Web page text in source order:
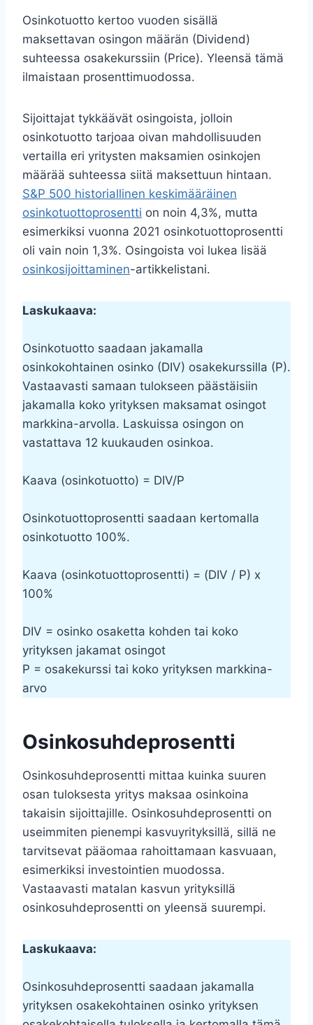
Osinkotuotto kertoo vuoden sisällä
maksettavan osingon määrän (Dividend)
suhteessa osakekurssiin (Price). Yleensä tämä
ilmaistaan prosenttimuodossa.
Sijoittajat tykkäävät osingoista, jolloin
osinkotuotto tarjoaa oivan mahdollisuuden
vertailla eri yritysten maksamien osinkojen
määrää suhteessa siitä maksettuun hintaan.
S&P 500 historiallinen keskimääräinen
osinkotuottoprosentti on noin 4,3%, mutta
esimerkiksi vuonna 2021 osinkotuottoprosentti
oli vain noin 1,3%. Osingoista voi lukea lisää
osinkosijoittaminen-artikkelistani.
Laskukaava:
Osinkotuotto saadaan jakamalla
osinkokohtainen osinko (DIV) osakekurssilla (P).
Vastaavasti samaan tulokseen päästäisiin
jakamalla koko yrityksen maksamat osingot
markkina-arvolla. Laskuissa osingon on
vastattava 12 kuukauden osinkoa.
Kaava (osinkotuotto) = DIV/P
Osinkotuottoprosentti saadaan kertomalla
osinkotuotto 100%.
Kaava (osinkotuottoprosentti) = (DIV / P) x
100%
DIV = osinko osaketta kohden tai koko
yrityksen jakamat osingot
P = osakekurssi tai koko yrityksen markkina-
arvo
Osinkosuhdeprosentti
Osinkosuhdeprosentti mittaa kuinka suuren
osan tuloksesta yritys maksaa osinkoina
takaisin sijoittajille. Osinkosuhdeprosentti on
useimmiten pienempi kasvuyrityksillä, sillä ne
tarvitsevat pääomaa rahoittamaan kasvuaan,
esimerkiksi investointien muodossa.
Vastaavasti matalan kasvun yrityksillä
osinkosuhdeprosentti on yleensä suurempi.
Laskukaava:
Osinkosuhdeprosentti saadaan jakamalla
yrityksen osakekohtainen osinko yrityksen